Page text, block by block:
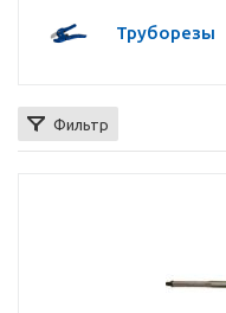
Труборезы
Фильтр